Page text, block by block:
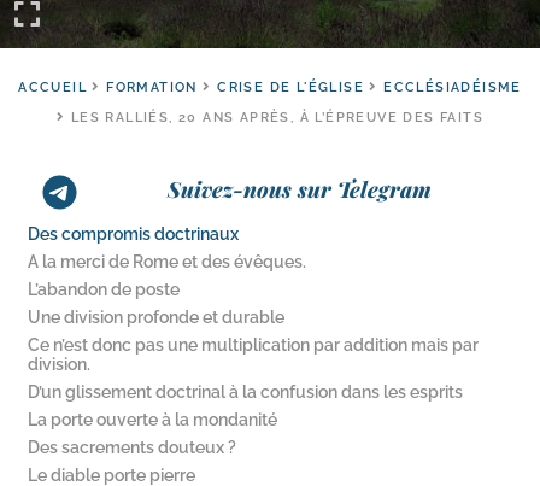
ACCUEIL FORMATION CRISE DE L'ÉGLISE
ECCLÉSIADÉISME
LES RALLIÉS, 20 ANS APRÈS, À L’ÉPREUVE DES FAITS
Suivez-nous sur Telegram
Des compromis doctrinaux
A la merci de Rome et des évêques.
L’abandon de poste
Une division profonde et durable
Ce n’est donc pas une multiplication par addition mais par
division.
D’un glissement doctrinal à la confusion dans les esprits
La porte ouverte à la mondanité
Des sacrements douteux ?
Le diable porte pierre